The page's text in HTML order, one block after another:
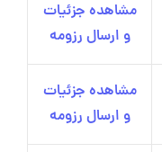
مشاهده جزئیات
و ارسال رزومه
مشاهده جزئیات
و ارسال رزومه